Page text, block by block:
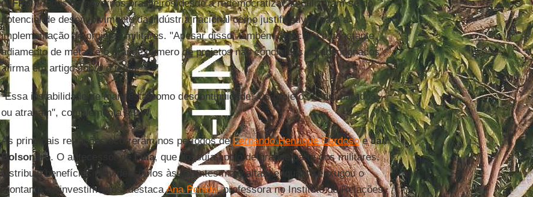
(UFPel), todos os governos brasileiros desde a redemocratização utilizaram-se do
potencial de desenvolvimento da indústria nacional como justificativas para a
implementação de projetos militares. "Apesar disso, também fica claro o constante
adiamento de metas e o grande número de projetos não concluídos ou abandonados",
afirma em artigo sobre o tema.
"Essa instabilidade se manifesta como descontinuidade. Os projetos ficam parados,
ou atrasam", complementa àDW.
As principais retrações ocorreram nos períodos deFernando Henrique CardosoeJair
Bolsonaro. O antecessor de Lula, que possuía apoio de grande parte dos militares,
distribuiu benefícios previdenciários às patentes mais altas, enquanto enxugou o
montante de investimentos, destacaAna Penido, professora no Instituto de Relações